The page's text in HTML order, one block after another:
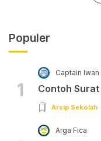
Populer
1
Captain Iwan
Contoh
Arsip Sekolah
Arga Fica